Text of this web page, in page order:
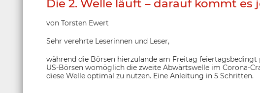
Die 2. Welle läuft – darauf kommt es
von Torsten Ewert
Sehr verehrte Leserinnen und Leser,
während die Börsen hierzulande am Freitag feiertagsbedingt
US-Börsen womöglich die zweite Abwärtswelle im Corona-
diese Welle optimal zu nutzen. Eine Anleitung in 5 Schritten.